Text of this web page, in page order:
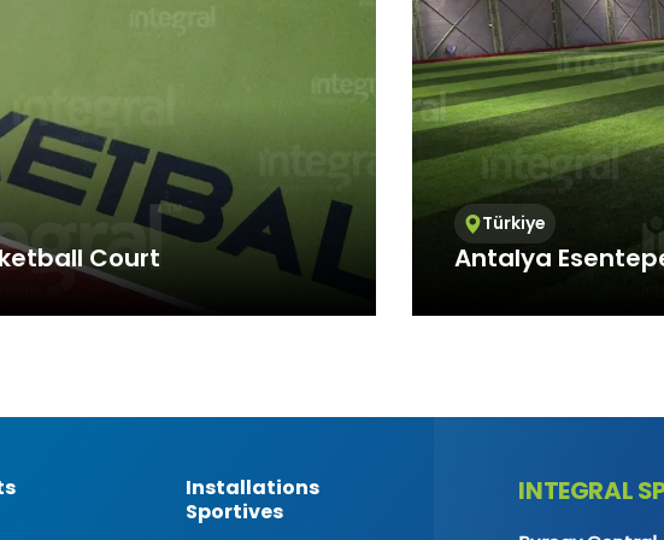
Court
at international
Türkiye
Antalya
Integral Spor, which
Installations
Sportives
INTEGRAL
3.3.Zorunlu/Teknik Çerezler
Ziyaret ettiğiniz internet sitesinin düzgün şekilde çalışabilmesi için zorunlu
Bu tür çerezlerin amacı, sitenin çalışmasını sağlamak yoluyla gerekli hizmet
Örneğin, internet sitesinin güvenli bölümlerine erişmeye, özelliklerini
üzerinde gezinti yapabilmeye olanak verir.
3.4.Analitik Çerezler
İnternet sitesinin kullanım şekli, ziyaret sıklığı ve sayısı, hakkında bilgi toplayan ve
ziyaretçilerin siteye nasıl geçtiğini gösterirler. Bu tür çerezlerin kullanım amacı,
işleyiş biçimini iyileştirerek performans arttırmak ve genel eğilim yönünü
Ziyaretçi kimliklerinin tespitini sağlayabilecek verileri içermezler. Örneğin,
mesajı sayısı veya en çok ziyaret edilen sayfaları gösterirler.
3.6. Hedefleme/Reklam Çerezleri
alanlarına özelleştirilmiş reklamların sunulmasıdır.
Aynı şekilde, ziyaretçilerin gezinmelerine özel olarak ilgi alanlarının tespit